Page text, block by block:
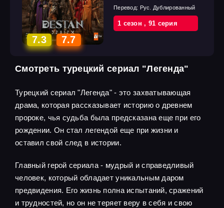
7.3 7.7
Перевод: Рус. Дублированный
1 cезон, 91 cерия
Смотреть турецкий сериал "Легенда"
Турецкий сериал "Легенда" - это захватывающая
драма, которая рассказывает историю о древнем
пророке, чья судьба была предсказана еще при его
рождении. Он стал легендой еще при жизни и
оставил свой след в истории.
Главный герой сериала - мудрый и справедливый
человек, который обладает уникальным даром
предвидения. Его жизнь полна испытаний, сражений
и трудностей, но он не теряет веру в себя и свою